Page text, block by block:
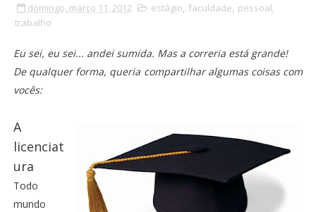
domingo, março 11, 2012 estágio, faculdade, pessoal,
trabalho
Eu sei, eu sei... andei sumida. Mas a correria está grande!
De qualquer forma, queria compartilhar algumas coisas com
vocês:
A
licenciat
ura
Todo
mundo